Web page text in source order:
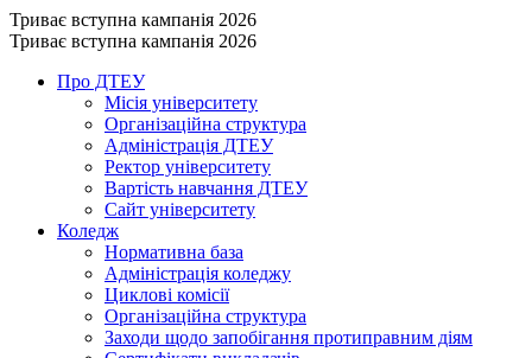
Триває вступна кампанія 2026
Триває вступна кампанія 2026
Про ДТЕУ
Місія університету
Організаційна структура
Адміністрація ДТЕУ
Ректор університету
Вартість навчання ДТЕУ
Сайт університету
Коледж
Нормативна база
Адміністрація коледжу
Циклові комісії
Організаційна структура
Заходи щодо запобігання протиправним діям